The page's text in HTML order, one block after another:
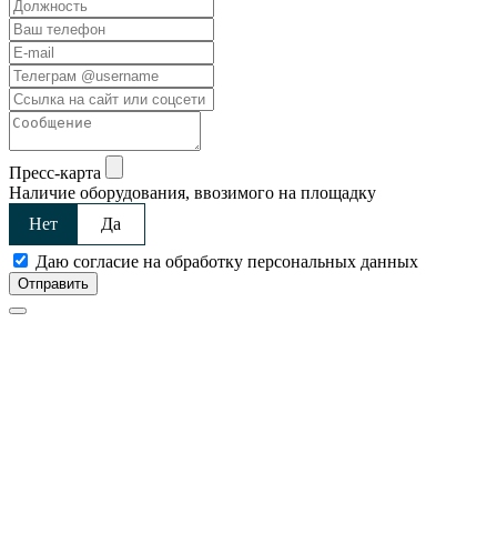
Пресс-карта
Наличие оборудования, ввозимого на площадку
Нет
Да
Даю согласие на обработку персональных данных
Отправить